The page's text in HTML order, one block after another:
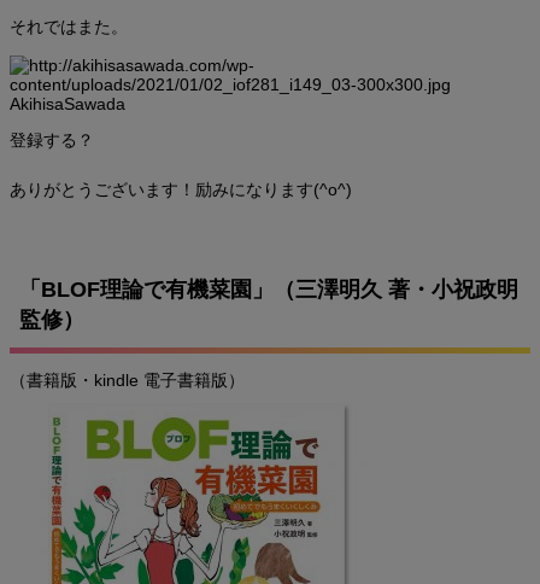
それではまた。
AkihisaSawada
登録する？
ありがとうございます！励みになります(^o^)
「BLOF理論で有機菜園」（三澤明久 著・小祝政明
監修）
（書籍版・kindle 電子書籍版）